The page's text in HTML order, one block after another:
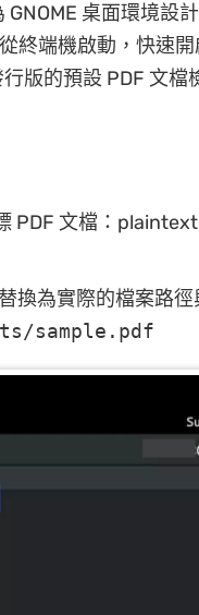
桌面環境設
終端機啟動，快速
版的預設 PDF 文檔
PDF 文檔：plaintext
為實際的檔案路徑
sample.pdf